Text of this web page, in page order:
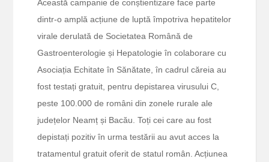
Această campanie de conștientizare face parte
dintr-o amplă acțiune de luptă împotriva hepatitelor
virale derulată de Societatea Română de
Gastroenterologie și Hepatologie în colaborare cu
Asociația Echitate în Sănătate, în cadrul căreia au
fost testați gratuit, pentru depistarea virusului C,
peste 100.000 de români din zonele rurale ale
județelor Neamț și Bacău. Toți cei care au fost
depistați pozitiv în urma testării au avut acces la
tratamentul gratuit oferit de statul român. Acțiunea